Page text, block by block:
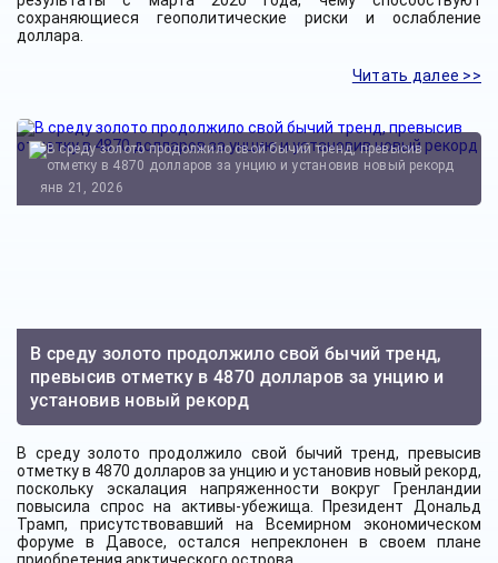
сохраняющиеся геополитические риски и ослабление
доллара.
Читать далее >>
В среду золото продолжило свой бычий тренд,
превысив отметку в 4870 долларов за унцию и
установив новый рекорд
янв 21, 2026
В среду золото продолжило свой бычий тренд, превысив
отметку в 4870 долларов за унцию и установив новый рекорд,
поскольку эскалация напряженности вокруг Гренландии
повысила спрос на активы-убежища. Президент Дональд
Трамп, присутствовавший на Всемирном экономическом
форуме в Давосе, остался непреклонен в своем плане